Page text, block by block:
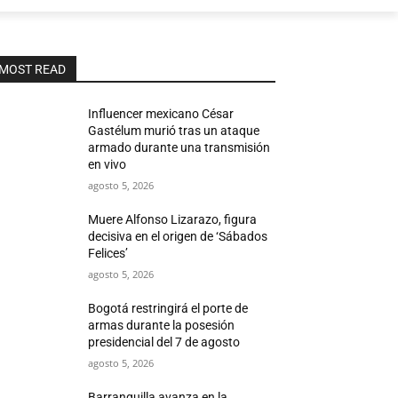
READ
Influencer mexicano César
Gastélum murió tras un ataque
armado durante una transmisión
en vivo
agosto 5, 2026
Muere Alfonso Lizarazo, figura
decisiva en el origen de ‘Sábados
Felices’
agosto 5, 2026
Bogotá restringirá el porte de
armas durante la posesión
presidencial del 7 de agosto
agosto 5, 2026